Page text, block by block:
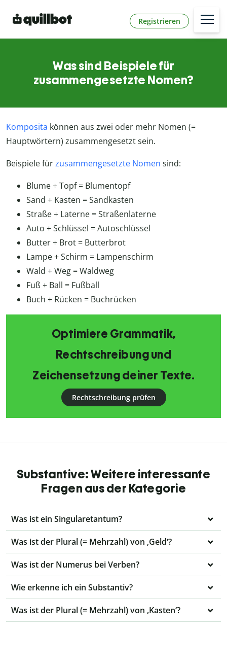
Registrieren
Was sind Beispiele für
zusammengesetzte Nomen?
Komposita können aus zwei oder mehr Nomen (=
Hauptwörtern) zusammengesetzt sein.
Beispiele fürzusammengesetzte Nomen sind:
Blume + Topf = Blumentopf
Sand + Kasten = Sandkasten
Straße + Laterne = Straßenlaterne
Auto + Schlüssel = Autoschlüssel
Butter + Brot = Butterbrot
Lampe + Schirm = Lampenschirm
Wald + Weg = Waldweg
Fuß + Ball = Fußball
Buch + Rücken = Buchrücken
Optimiere Grammatik,
Rechtschreibung und
Zeichensetzung deiner Texte.
Rechtschreibung prüfen
Substantive: Weitere interessante
Fragen aus der Kategorie
Was ist ein Singularetantum?
Was ist der Plural (= Mehrzahl) von ‚Geld‘?
Was ist der Numerus bei Verben?
Wie erkenne ich ein Substantiv?
Was ist der Plural (= Mehrzahl) von ‚Kasten‘?